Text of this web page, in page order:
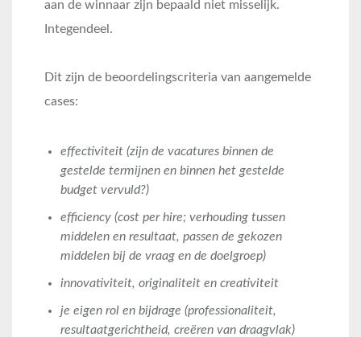
aan de winnaar zijn bepaald niet misselijk.
Integendeel.
Dit zijn de beoordelingscriteria van aangemelde
cases:
effectiviteit (zijn de vacatures binnen de
gestelde termijnen en binnen het gestelde
budget vervuld?)
efficiency (cost per hire; verhouding tussen
middelen en resultaat, passen de gekozen
middelen bij de vraag en de doelgroep)
innovativiteit, originaliteit en creativiteit
je eigen rol en bijdrage (professionaliteit,
resultaatgerichtheid, creëren van draagvlak)